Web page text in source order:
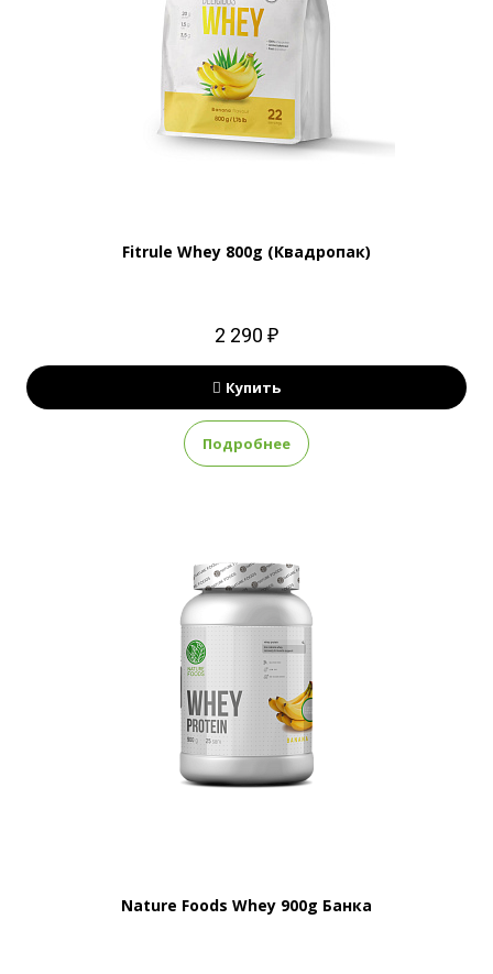
Fitrule Whey 800g (Квадропак)
2 290 ₽
Купить
Подробнее
Nature Foods Whey 900g Банка